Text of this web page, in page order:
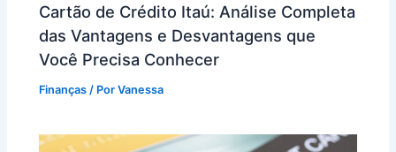
Cartão de Crédito Itaú: Análise Completa
das Vantagens e Desvantagens que
Você Precisa Conhecer
Finanças / PorVanessa